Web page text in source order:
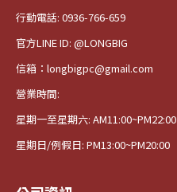
行動電話: 0936-766-659
官方LINE ID: @LONGBIG
信箱：longbigpc@gmail.com
營業時間:
星期一至星期六: AM11:00~PM22:00
星期日/例假日: PM13:00~PM20:00